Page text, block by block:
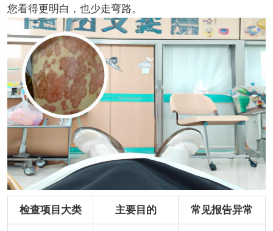
您看得更明白，也少走弯路。
检查项目大类 主要目的 常见报告异常